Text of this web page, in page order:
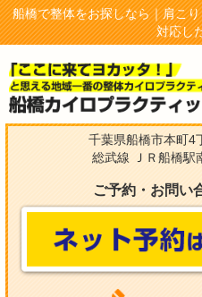
船橋で整体をお探しなら｜肩こ
対応し
千葉県船橋市本町4
総武線 ＪＲ船橋駅
ご予約・お問い